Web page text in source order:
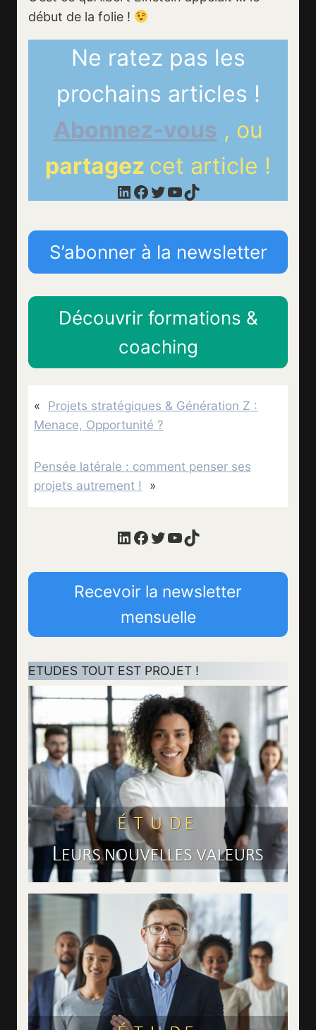
début de la folie !
Ne ratez pas les
prochains articles !
Abonnez-vous , ou
partagez cet article !
LinkedIn Facebook Twitter YouTube TikTok
S’abonner à la newsletter
Découvrir formations &
coaching
«
Projets stratégiques & Génération Z :
Menace, Opportunité ?
Pensée latérale : comment penser ses
projets autrement !
»
LinkedIn Facebook Twitter YouTube TikTok
Recevoir la newsletter
mensuelle
ETUDES TOUT EST PROJET !